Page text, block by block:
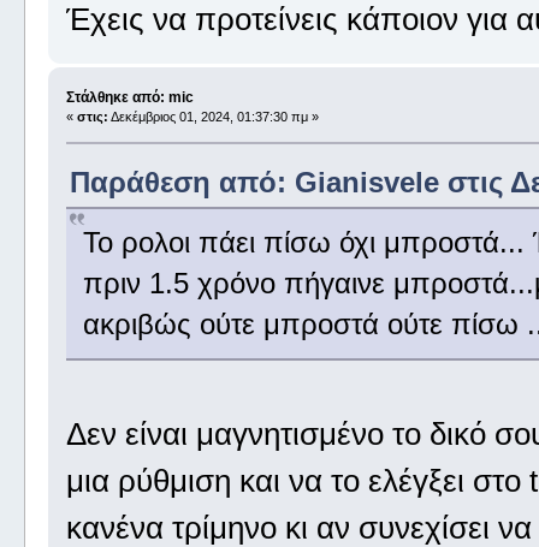
Έχεις να προτείνεις κάποιον
Στάλθηκε από: mic
« στις: Δεκέμβριος 01, 2024, 01:37:30 πμ »
Παράθεση από: Gianisvele στις
Το ρολοι πάει πίσω όχι
πριν 1.5 χρόνο πήγαινε
ακριβώς ούτε μπροστά ούτε
Δεν είναι μαγνητισμένο το δικό
μια ρύθμιση και να το ελέγξει
κανένα τρίμηνο κι αν συνεχίσει